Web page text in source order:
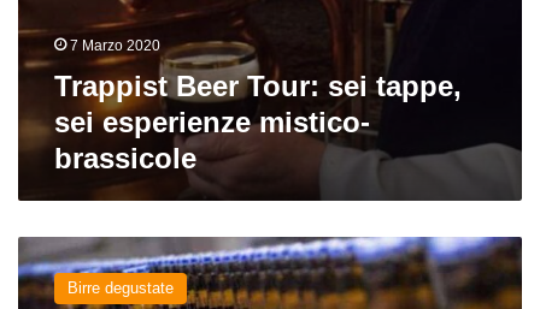
7 Marzo 2020
Trappist Beer Tour: sei tappe,
sei esperienze mistico-
brassicole
Rochefort
10
del
Birre degustate